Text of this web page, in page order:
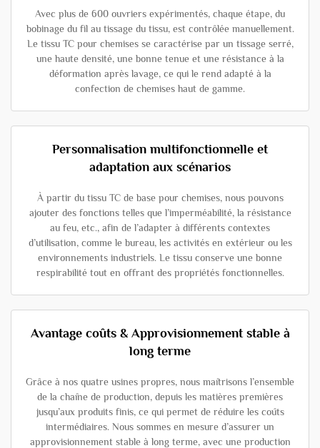
Avec plus de 600 ouvriers expérimentés, chaque étape, du
bobinage du fil au tissage du tissu, est contrôlée manuellement.
Le tissu TC pour chemises se caractérise par un tissage serré,
une haute densité, une bonne tenue et une résistance à la
déformation après lavage, ce qui le rend adapté à la
confection de chemises haut de gamme.
Personnalisation multifonctionnelle et
adaptation aux scénarios
À partir du tissu TC de base pour chemises, nous pouvons
ajouter des fonctions telles que l’imperméabilité, la résistance
au feu, etc., afin de l’adapter à différents contextes
d’utilisation, comme le bureau, les activités en extérieur ou les
environnements industriels. Le tissu conserve une bonne
respirabilité tout en offrant des propriétés fonctionnelles.
Avantage coûts & Approvisionnement stable à
long terme
Grâce à nos quatre usines propres, nous maîtrisons l’ensemble
de la chaîne de production, depuis les matières premières
jusqu’aux produits finis, ce qui permet de réduire les coûts
intermédiaires. Nous sommes en mesure d’assurer un
approvisionnement stable à long terme, avec une production